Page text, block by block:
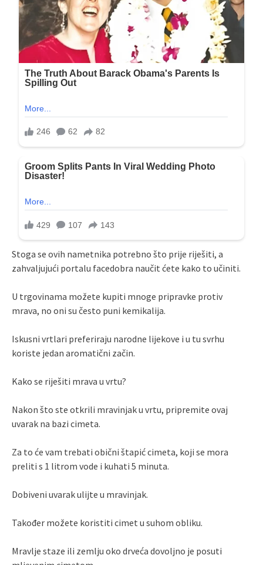
Stoga se ovih nametnika potrebno što prije riješiti, a
zahvaljujući portalu facedobra naučit ćete kako to učiniti.
U trgovinama možete kupiti mnoge pripravke protiv
mrava, no oni su često puni kemikalija.
Iskusni vrtlari preferiraju narodne lijekove i u tu svrhu
koriste jedan aromatični začin.
Kako se riješiti mrava u vrtu?
Nakon što ste otkrili mravinjak u vrtu, pripremite ovaj
uvarak na bazi cimeta.
Za to će vam trebati obični štapić cimeta, koji se mora
preliti s 1 litrom vode i kuhati 5 minuta.
Dobiveni uvarak ulijte u mravinjak.
Također možete koristiti cimet u suhom obliku.
Mravlje staze ili zemlju oko drveća dovoljno je posuti